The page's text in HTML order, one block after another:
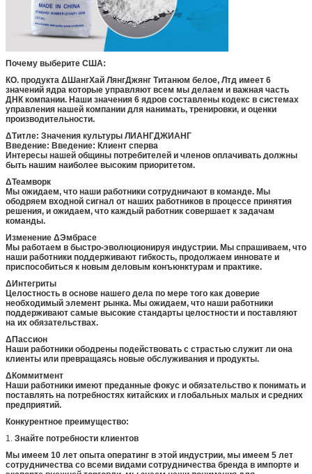
Почему выберите США:
КО. продукта ΔШангХай ЛянгДжянг Титанюм белое, Лтд имеет 6
значений ядра которые управляют всем мы делаем и важная часть
ДНК компании. Наши значения 6 ядров составлены кодекс в системах
управления нашей компании для нанимать, тренировки, и оценки
производительности.
ΔТитле: Значения культуры ЛИАНГДЖИАНГ
Введение: Введение: Клиент сперва
Интересы нашей общины потребителей и членов оплачивать должны
быть нашим наиболее высоким приоритетом.
ΔТеамворк
Мы ожидаем, что наши работники сотрудничают в команде. Мы
ободряем входной сигнал от наших работников в процессе принятия
решения, и ожидаем, что каждый работник совершает к задачам
команды.
Изменение ΔЭмбрасе
Мы работаем в быстро-эволюционируя индустрии. Мы спрашиваем, что
наши работники поддерживают гибкость, продолжаем инновате и
приспособиться к новым деловым конъюнктурам и практике.
ΔИнтегриты
Целостность в основе нашего дела по мере того как доверие
необходимый элемент рынка. Мы ожидаем, что наши работники
поддерживают самые высокие стандарты целостности и поставляют
на их обязательствах.
ΔПассион
Наши работники ободрены подействовать с страстью служит ли она
клиенты или превращаясь новые обслуживания и продукты.
ΔКоммитмент
Наши работники имеют преданные фокус и обязательство к понимать и
поставлять на потребностях китайских и глобальных малых и средних
предприятий.
Конкурентное преимущество:
1. Знайте потребности клиентов
Мы имеем 10 лет опыта оператинг в этой индустрии, мы имеем 5 лет
сотрудничества со всеми видами сотрудничества бренда в импорте и